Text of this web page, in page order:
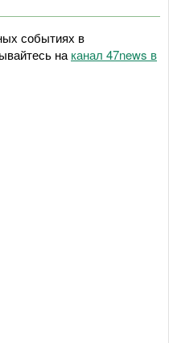
событиях в
на канал 47news в